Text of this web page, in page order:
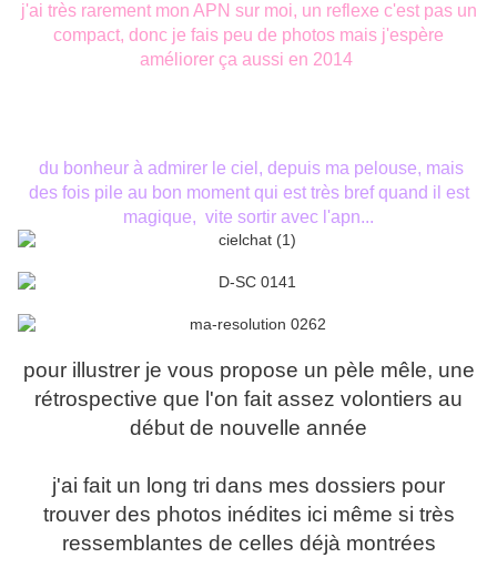
j'ai très rarement mon APN sur moi, un reflexe c'est pas un
compact, donc je fais peu de photos mais j'espère
améliorer ça aussi en 2014
du bonheur à admirer le ciel, depuis ma pelouse, mais
des fois pile au bon moment qui est très bref quand il est
magique, vite sortir avec l'apn...
pour illustrer je vous propose un pèle mêle, une
rétrospective que l'on fait assez volontiers au
début de nouvelle année
j'ai fait un long tri dans mes dossiers pour
trouver des photos inédites ici même si très
ressemblantes de celles déjà montrées